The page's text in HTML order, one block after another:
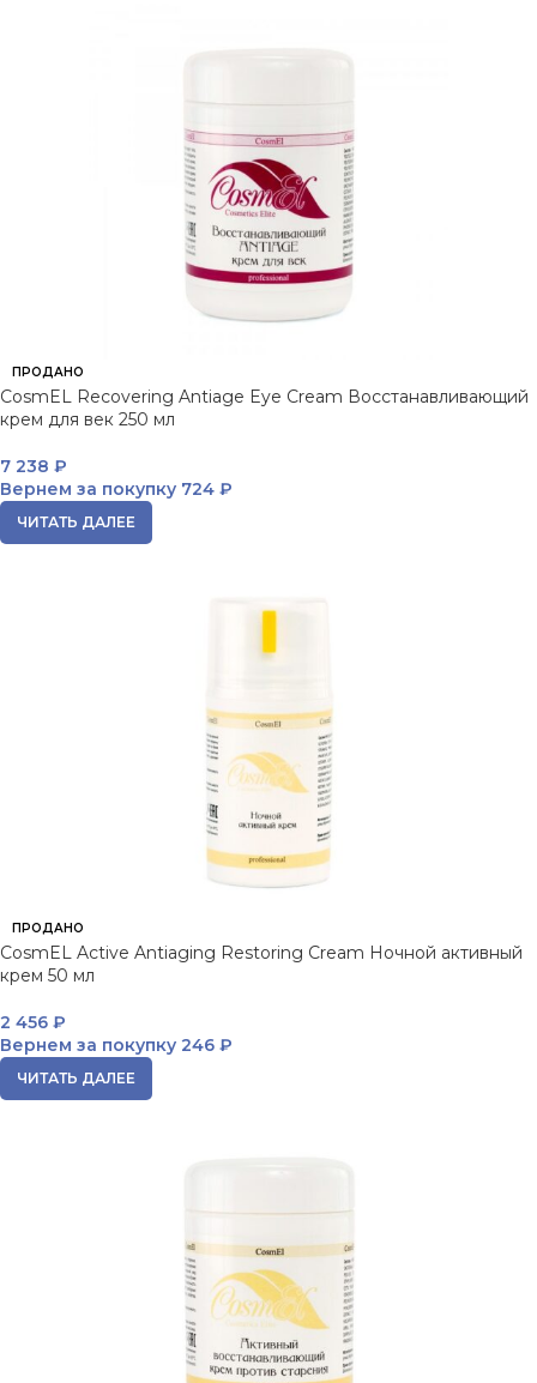
ПРОДАНО
CosmEL Recovering Antiage Eye Cream Восстанавливающий
крем для век 250 мл
7 238 ₽
Вернем за покупку 724 ₽
ЧИТАТЬ ДАЛЕЕ
ПРОДАНО
CosmEL Active Antiaging Restoring Cream Ночной активный
крем 50 мл
2 456 ₽
Вернем за покупку 246 ₽
ЧИТАТЬ ДАЛЕЕ